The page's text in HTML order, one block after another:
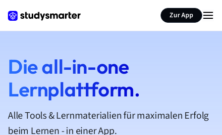
Zur App
Die all-in-one
Lernplattform.
Alle Tools & Lernmaterialien für maximalen Erfolg
beim Lernen - in einer App.